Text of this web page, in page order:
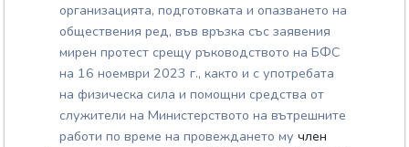
организацията, подготовката и опазването на
обществения ред, във връзка със заявения
мирен протест срещу ръководството на БФС
на 16 ноември 2023 г., както и с употребата
на физическа сила и помощни средства от
служители на Министерството на вътрешните
работи по време на провеждането мучлен